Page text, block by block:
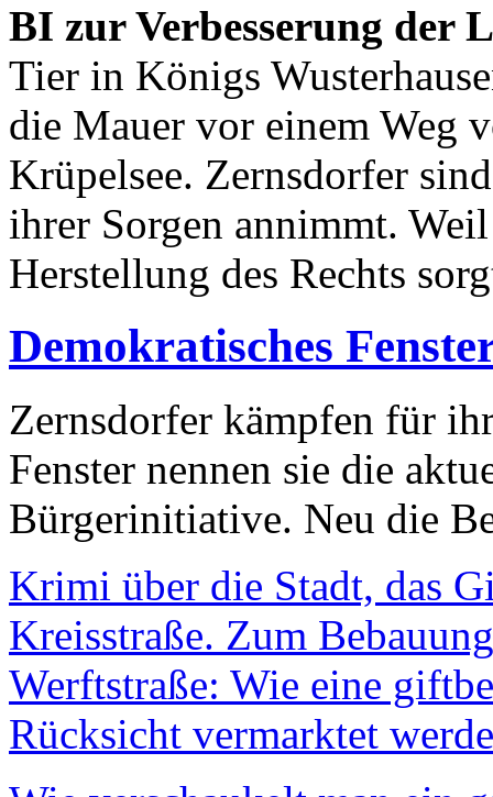
BI zur Verbesserung der
Tier in Königs
die Mauer vor einem Weg
Krüpelsee. Zernsdorfer
ihrer Sorgen annimmt.
Herstellung des Rechts
Demokratisches
Zernsdorfer kämpfen für
Fenster nennen sie die
Bürgerinitiative. Neu die
Krimi über die Stadt, das
Kreisstraße. Zum
Werftstraße: Wie eine
Rücksicht vermarktet